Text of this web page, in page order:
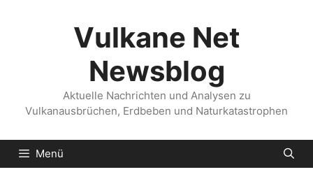
Vulkane Net
Newsblog
Aktuelle Nachrichten und Analysen zu
Vulkanausbrüchen, Erdbeben und Naturkatastrophen
Menü